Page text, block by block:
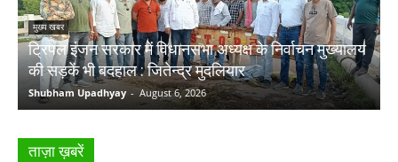
मुख्य खबर
ट्रिपल इंजन सरकार में विधानसभा अध्यक्ष के निर्वाचन मुख्यालय
की सड़कें भी बदहाल : जितेन्द्र मुदलियार
Shubham Upadhyay - August 6, 2026
ताज़ा ख़बरें